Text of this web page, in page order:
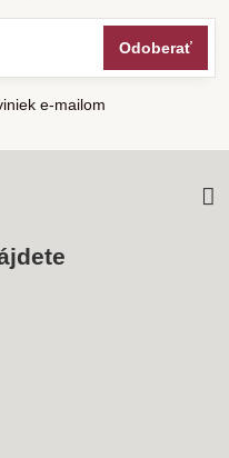
Odoberať
e-mailom